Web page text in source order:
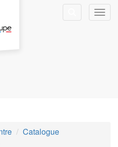
Rechercher
Catalogue